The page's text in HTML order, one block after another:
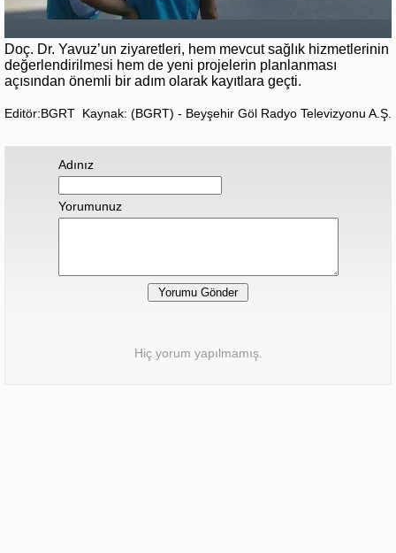
Doç. Dr. Yavuz’un ziyaretleri, hem mevcut sağlık hizmetlerinin
değerlendirilmesi hem de yeni projelerin planlanması
açısından önemli bir adım olarak kayıtlara geçti.
Editör:BGRT Kaynak: (BGRT) - Beyşehir Göl Radyo Televizyonu A.Ş.
Adınız
Yorumunuz
Hiç yorum yapılmamış.